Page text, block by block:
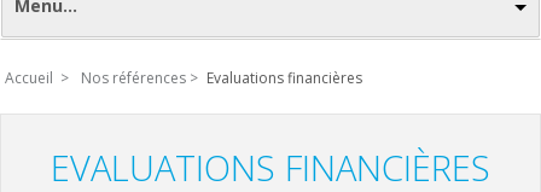
Menu...
Accueil > Nos références > Evaluations financières
EVALUATIONS FINANCIÈRES